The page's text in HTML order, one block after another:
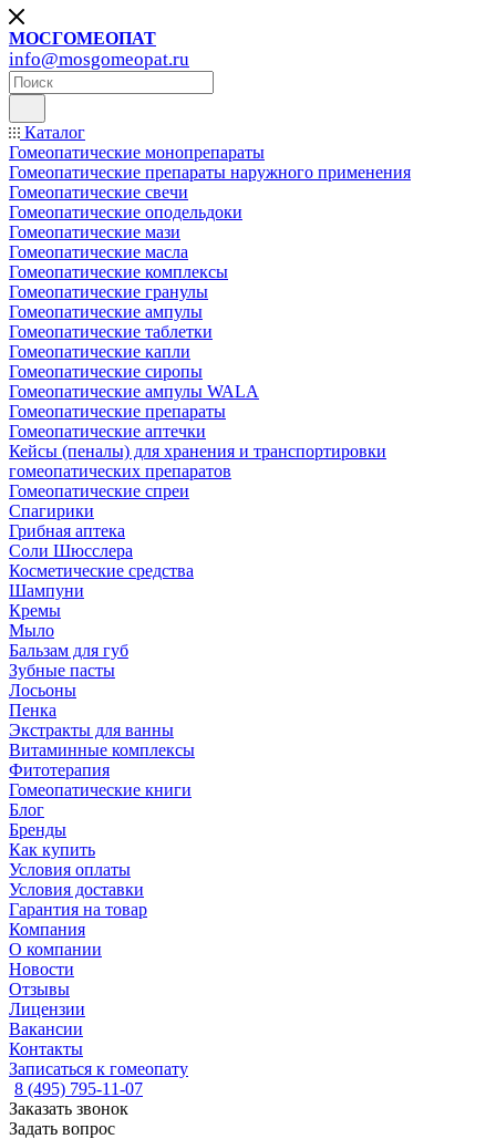
МОСГОМЕОПАТ
info@mosgomeopat.ru
Каталог
Гомеопатические монопрепараты
Гомеопатические препараты наружного применения
Гомеопатические свечи
Гомеопатические оподельдоки
Гомеопатические мази
Гомеопатические масла
Гомеопатические комплексы
Гомеопатические гранулы
Гомеопатические ампулы
Гомеопатические таблетки
Гомеопатические капли
Гомеопатические сиропы
Гомеопатические ампулы WALA
Гомеопатические препараты
Гомеопатические аптечки
Кейсы (пеналы) для хранения и транспортировки
гомеопатических препаратов
Гомеопатические спреи
Спагирики
Грибная аптека
Соли Шюсслера
Косметические средства
Шампуни
Кремы
Мыло
Бальзам для губ
Зубные пасты
Лосьоны
Пенка
Экстракты для ванны
Витаминные комплексы
Фитотерапия
Гомеопатические книги
Блог
Бренды
Как купить
Условия оплаты
Условия доставки
Гарантия на товар
Компания
О компании
Новости
Отзывы
Лицензии
Вакансии
Контакты
Записаться к гомеопату
8 (495) 795-11-07
Заказать звонок
Задать вопрос